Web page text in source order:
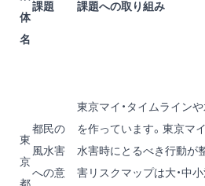
体
名
課題 課題への取り組み
東
京
都民の
風水害
への意
東京マイ・タイムライン
を作っています。東京マ
水害時にとるべき行動が
害リスクマップは大・中